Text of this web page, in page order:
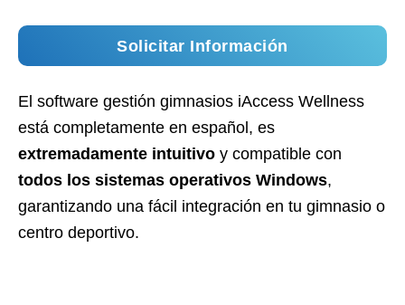
Solicitar Información
El software gestión gimnasios iAccess Wellness
está completamente en español, es
extremadamente intuitivo y compatible con
todos los sistemas operativos Windows,
garantizando una fácil integración en tu gimnasio o
centro deportivo.